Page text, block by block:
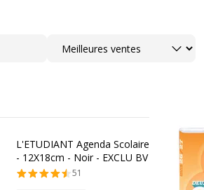
Trier
L'ETUDIANT Agenda Scolaire
- 12X18cm - Noir - EXCLU BV
51